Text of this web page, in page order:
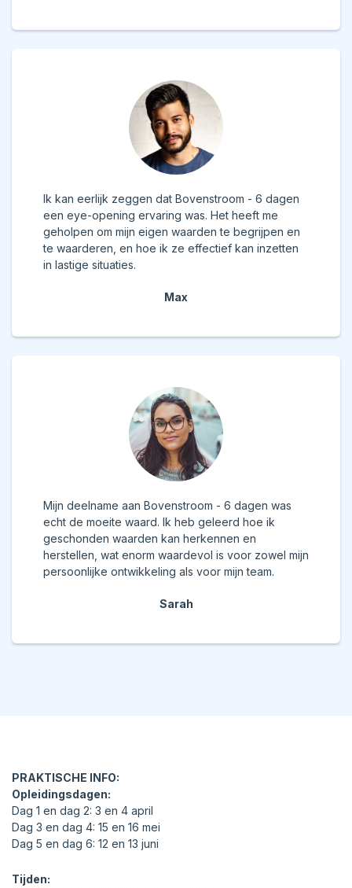
Ik kan eerlijk zeggen dat Bovenstroom - 6 dagen
een eye-opening ervaring was. Het heeft me
geholpen om mijn eigen waarden te begrijpen en
te waarderen, en hoe ik ze effectief kan inzetten
in lastige situaties.
Max
Mijn deelname aan Bovenstroom - 6 dagen was
echt de moeite waard. Ik heb geleerd hoe ik
geschonden waarden kan herkennen en
herstellen, wat enorm waardevol is voor zowel mijn
persoonlijke ontwikkeling als voor mijn team.
Sarah
PRAKTISCHE INFO:
Opleidingsdagen:
Dag 1 en dag 2: 3 en 4 april
Dag 3 en dag 4: 15 en 16 mei
Dag 5 en dag 6: 12 en 13 juni
Tijden: